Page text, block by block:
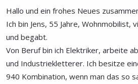
e
Hallo und ein frohes Neues
Ich bin Jens, 55 Jahre,
und begabt.
Von Beruf bin ich Elektriker, arbeite
und Industriekletterer. Ich besitze
940 Kombination, wenn man das so